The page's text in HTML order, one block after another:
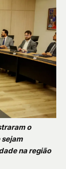
o
sejam
na região